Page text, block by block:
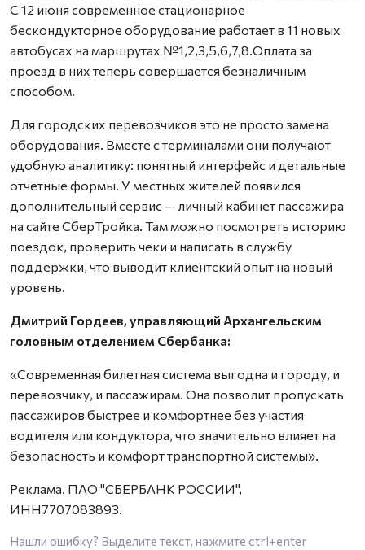
С 12 июня современное стационарное
бескондукторное оборудование работает в 11 новых
автобусах на маршрутах №1,2,3,5,6,7,8.Оплата за
проезд в них теперь совершается безналичным
способом.
Для городских перевозчиков это не просто замена
оборудования. Вместе с терминалами они получают
удобную аналитику: понятный интерфейс и детальные
отчетные формы. У местных жителей появился
дополнительный сервис — личный кабинет пассажира
на сайте СберТройка. Там можно посмотреть историю
поездок, проверить чеки и написать в службу
поддержки, что выводит клиентский опыт на новый
уровень.
Дмитрий Гордеев, управляющий Архангельским
головным отделением Сбербанка:
«Современная билетная система выгодна и городу, и
перевозчику, и пассажирам. Она позволит пропускать
пассажиров быстрее и комфортнее без участия
водителя или кондуктора, что значительно влияет на
безопасность и комфорт транспортной системы».
Реклама. ПАО "СБЕРБАНК РОССИИ",
ИНН7707083893.
Нашли ошибку? Выделите текст, нажмите ctrl+enter